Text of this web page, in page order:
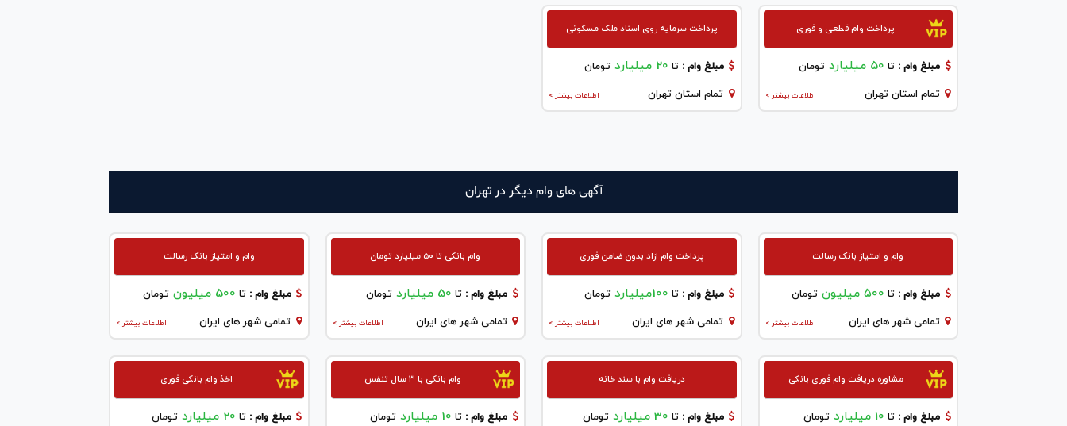
پرداخت وام قطعی و فوری
مبلغ وام : تا 50 میلیارد تومان
اطلاعات بیشتر > تمام استان تهران
پرداخت سرمایه روی اسناد ملک مسکونی
مبلغ وام :تا 20 میلیارد تومان
اطلاعات بیشتر > تمام استان تهران
آگهی های وام دیگر در تهران
وام و امتیاز بانک رسالت
مبلغ وام : تا ۵۰۰ میلیون تومان
اطلاعات بیشتر > تمامی شهر های ایران
پرداخت وام ازاد بدون ضامن فوری
مبلغ وام :تا 100میلیارد تومان
اطلاعات بیشتر > تمامی شهر های ایران
وام بانکی تا ۵۰ میلیارد تومان
مبلغ وام : تا 50 میلیارد تومان
اطلاعات بیشتر > تمامی شهر های ایران
وام و امتیاز بانک رسالت
مبلغ وام :تا 500 میلیون تومان
اطلاعات بیشتر > تمامی شهر های ایران
مشاوره دریافت وام فوری بانکی
مبلغ وام : تا ۱۰ میلیارد تومان
دریافت وام با سند خانه
مبلغ وام :تا 30 میلیارد تومان
وام بانکی با ۳ سال تنفس
مبلغ وام : تا 10 میلیارد تومان
اخذ وام بانکی فوری
مبلغ وام :تا 20 میلیارد تومان